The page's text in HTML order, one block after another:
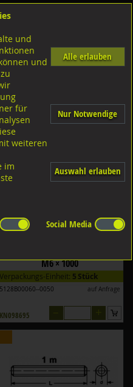
Federnde Druckstücke
M6 × 1000
Verpackungs-Einheit: 5 Stück
5128B00060--0050 auf Anfrage
KN098695
und
und
für
weiteren
im
Alle erlauben
Nur Notwendige
Auswahl erlauben
Social Media